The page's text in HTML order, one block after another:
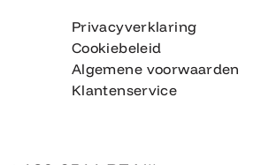
Privacyverklaring
Cookiebeleid
Algemene voorwaarden
Klantenservice